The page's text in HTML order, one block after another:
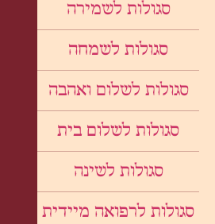
סגולות לשמירה
סגולות לשמחה
סגולות לשלום ואהבה
סגולות לשלום בית
סגולות לשינה
סגולות לרפואה מיידית